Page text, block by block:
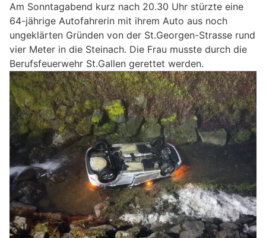
Am Sonntagabend kurz nach 20.30 Uhr stürzte eine
64-jährige Autofahrerin mit ihrem Auto aus noch
ungeklärten Gründen von der St.Georgen-Strasse rund
vier Meter in die Steinach. Die Frau musste durch die
Berufsfeuerwehr St.Gallen gerettet werden.